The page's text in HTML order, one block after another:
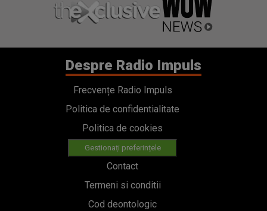
Despre Radio Impuls
Frecvențe Radio Impuls
Politica de confidentialitate
Politica de cookies
Gestionați preferințele
Contact
Termeni si conditii
Cod deontologic